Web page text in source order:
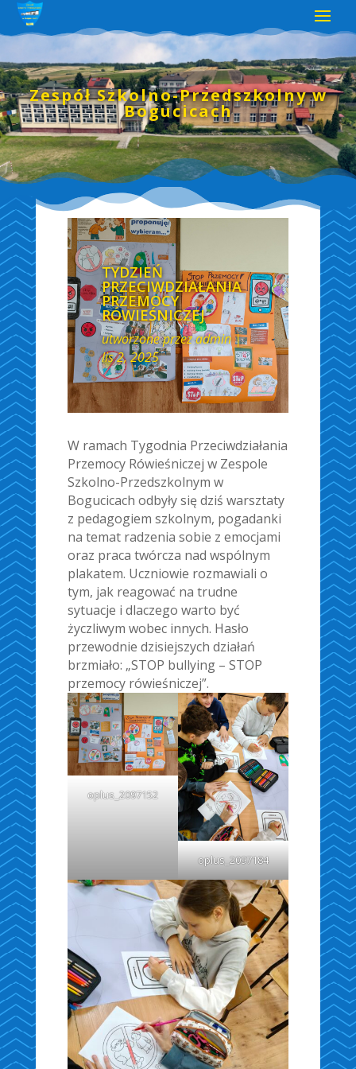
Zespół Szkolno-Przedszkolny w
Bogucicach
TYDZIEŃ
PRZECIWDZIAŁANIA
PRZEMOCY
RÓWIEŚNICZEJ
utworzone przezadmin|
lis 2, 2025
W ramach Tygodnia Przeciwdziałania
Przemocy Rówieśniczej w Zespole
Szkolno-Przedszkolnym w
Bogucicach odbyły się dziś warsztaty
z pedagogiem szkolnym, pogadanki
na temat radzenia sobie z emocjami
oraz praca twórcza nad wspólnym
plakatem. Uczniowie rozmawiali o
tym, jak reagować na trudne
sytuacje i dlaczego warto być
życzliwym wobec innych. Hasło
przewodnie dzisiejszych działań
brzmiało: „STOP bullying – STOP
przemocy rówieśniczej”.
oplus_2097152
oplus_2097184